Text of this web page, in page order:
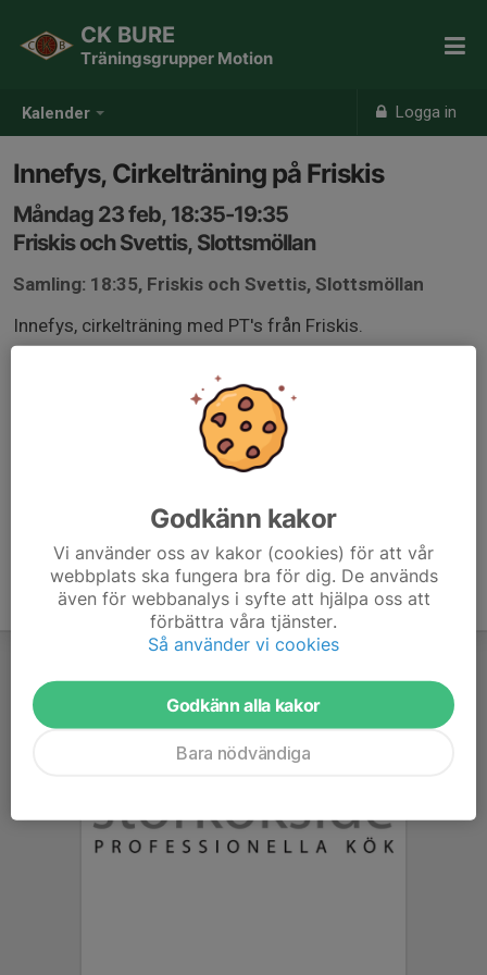
Kalender Logga in
CK BURE
Träningsgrupper Motion
Innefys, Cirkelträning på Friskis
Måndag 23 feb, 18:35-19:35
Friskis och Svettis, Slottsmöllan
Samling: 18:35, Friskis och Svettis, Slottsmöllan
Innefys, cirkelträning med PT's från Friskis.
Myckt bra komplement till cyklingen, över vintern.
Godkänn kakor
Vi använder oss av kakor (cookies) för att vår
webbplats ska fungera bra för dig. De används
även för webbanalys i syfte att hjälpa oss att
förbättra våra tjänster.
Så använder vi cookies
Godkänn alla kakor
Bara nödvändiga